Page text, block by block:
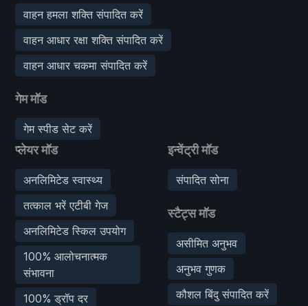
वाहन हमला शक्ति संपादित करें
वाहन आधार रक्षा शक्ति संपादित करें
वाहन आधार चकमा संपादित करें
गेम मॉड
गेम स्पीड सेट करें
प्लेयर मॉड
अनलिमिटेड स्वास्थ्य
तत्काल भरें एटीबी गेज
अनलिमिटेड स्किल उपयोग
100% आलोचनात्मक
संभावना
100% ड्रॉप दर
इन्वेंट्री मॉड
संपादित सोना
स्टैट्स मॉड
असीमित अनुभव
अनुभव गुणक
कौशल बिंदु संपादित करें